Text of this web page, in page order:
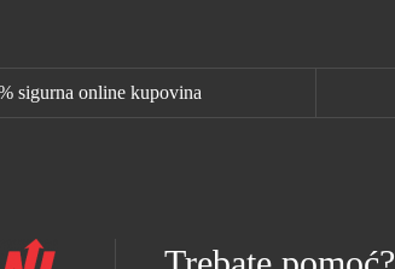
sigurna online kupovina